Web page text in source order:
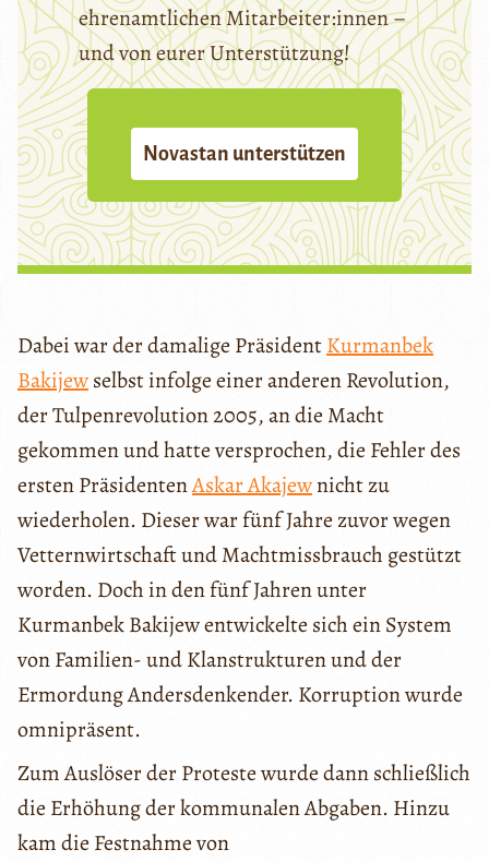
ehrenamtlichen Mitarbeiter:innen –
und von eurer Unterstützung!
Novastan unterstützen
Dabei war der damalige PräsidentKurmanbek
Bakijewselbst infolge einer anderen Revolution,
der Tulpenrevolution 2005, an die Macht
gekommen und hatte versprochen, die Fehler des
ersten PräsidentenAskar Akajewnicht zu
wiederholen. Dieser war fünf Jahre zuvor wegen
Vetternwirtschaft und Machtmissbrauch gestützt
worden. Doch in den fünf Jahren unter
Kurmanbek Bakijew entwickelte sich ein System
von Familien- und Klanstrukturen und der
Ermordung Andersdenkender. Korruption wurde
omnipräsent.
Zum Auslöser der Proteste wurde dann schließlich
die Erhöhung der kommunalen Abgaben. Hinzu
kam die Festnahme von